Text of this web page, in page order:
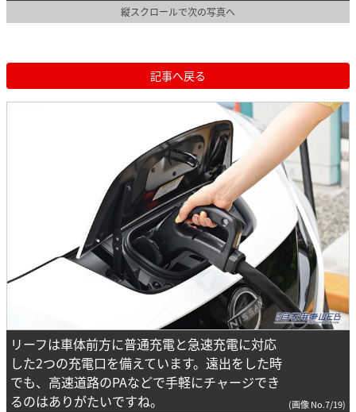
縦スクロールで次の写真へ
記事へ戻る
リーフは車体前方に普通充電と急速充電に対応
した2つの充電口を備えています。遠出をした時
でも、高速道路のPAなどで手軽にチャージでき
るのはありがたいですね。
(画像 No.7/19)